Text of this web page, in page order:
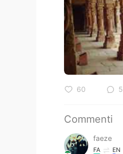
60 5
Commenti
faeze
FA EN